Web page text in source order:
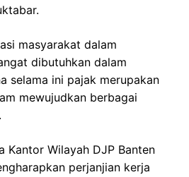
masyarakat dalam
dibutuhkan dalam
selama ini pajak merupakan
mewujudkan berbagai
Kantor Wilayah DJP Banten
perjanjian kerja